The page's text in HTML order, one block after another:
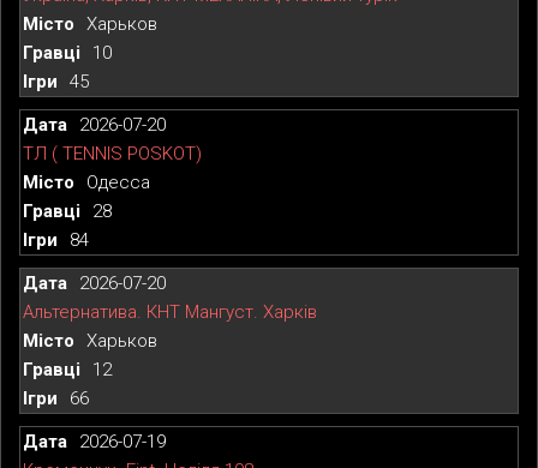
Харьков
10
45
2026-07-20
ТЛ ( TENNIS POSKOT)
Одесса
28
84
2026-07-20
Альтернатива. КНТ Мангуст. Харків
Харьков
12
66
2026-07-19